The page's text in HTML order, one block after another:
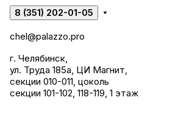
8 (351) 202-01-05
chel@palazzo.pro
г. Челябинск,
ул. Труда 185а, ЦИ Магнит,
секции 010-011, цоколь
секции 101-102, 118-119, 1 этаж